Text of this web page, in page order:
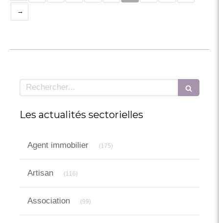
Rechercher
Les actualités sectorielles
Agent immobilier (175)
Artisan (116)
Association (99)